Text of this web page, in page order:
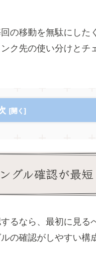
の移動を無駄にした
ク先の使い分けとチ
グル確認が最短
るなら、最初に見る
の確認がしやすい構